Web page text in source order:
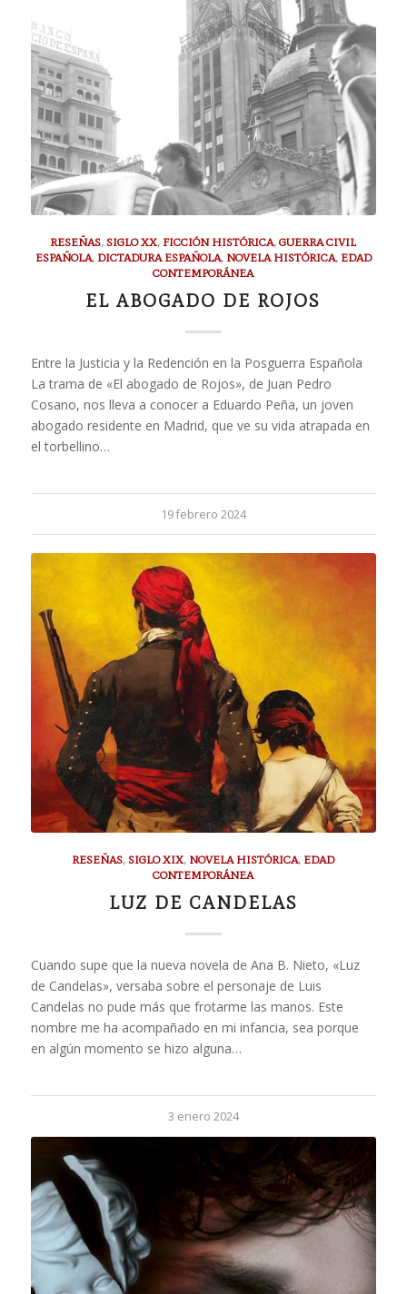
RESEÑAS, SIGLO XX, FICCIÓN HISTÓRICA,GUERRA CIVIL
ESPAÑOLA, DICTADURA ESPAÑOLA, NOVELA HISTÓRICA, EDAD
CONTEMPORÁNEA
EL ABOGADO DE ROJOS
Entre la Justicia y la Redención en la Posguerra Española
La trama de «El abogado de Rojos», de Juan Pedro
Cosano, nos lleva a conocer a Eduardo Peña, un joven
abogado residente en Madrid, que ve su vida atrapada en
el torbellino…
19 febrero 2024
RESEÑAS, SIGLO XIX, NOVELA HISTÓRICA, EDAD
CONTEMPORÁNEA
LUZ DE CANDELAS
Cuando supe que la nueva novela de Ana B. Nieto, «Luz
de Candelas», versaba sobre el personaje de Luis
Candelas no pude más que frotarme las manos. Este
nombre me ha acompañado en mi infancia, sea porque
en algún momento se hizo alguna…
3 enero 2024